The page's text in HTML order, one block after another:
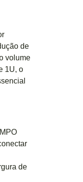
de
volume
1U, o
de